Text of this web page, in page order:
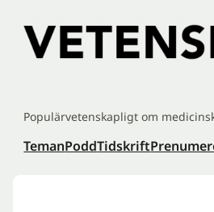
innehåll
Populärvetenskapligt om
TemanPoddTidskrift